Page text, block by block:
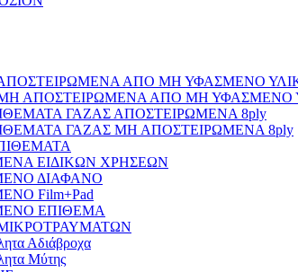
ΑΠΟ ΜΗ ΥΦΑΣΜΕΝΟ ΥΛΙΚΟ
ΑΠΟΣΤΕΙΡΩΜΕΝΑ ΑΠΟ ΜΗ ΥΦΑΣΜΕΝΟ
ΓΑΖΑΣ ΑΠΟΣΤΕΙΡΩΜΕΝΑ 8ply
ΓΑΖΑΣ ΜΗ ΑΠΟΣΤΕΙΡΩΜΕΝΑ 8ply
ΕΙΔΙΚΩΝ ΧΡΗΣΕΩΝ
ΔΙΑΦΑΝΟ
Film+Pad
ΕΠΙΘΕΜΑ
Αδιάβροχα
Μύτης